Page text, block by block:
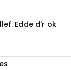
Edde d'r ok